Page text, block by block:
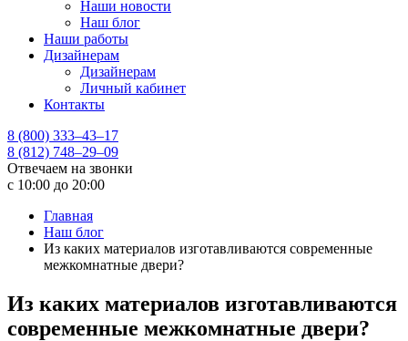
Наши новости
Наш блог
Наши работы
Дизайнерам
Дизайнерам
Личный кабинет
Контакты
8 (800) 333–43–17
8 (812) 748–29–09
Отвечаем на звонки
с 10:00 до 20:00
Главная
Наш блог
Из каких материалов изготавливаются современные
межкомнатные двери?
Из каких материалов изготавливаются
современные межкомнатные двери?